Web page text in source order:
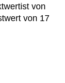
von
von 17